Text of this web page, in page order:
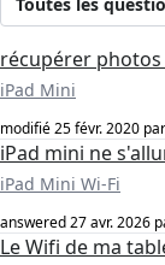
récupérer
iPad Mini
modifié25 févr. 2020 par
iPad mini ne
iPad Mini Wi-Fi
answered27 avr. 2026
Le Wifi de ma